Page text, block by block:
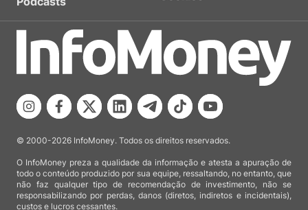
© 2000-2026 InfoMoney. Todos os direitos reservados.
O InfoMoney preza a qualidade da informação e atesta a apuração de
todo o conteúdo produzido por sua equipe, ressaltando, no entanto, que
não faz qualquer tipo de recomendação de investimento, não se
responsabilizando por perdas, danos (diretos, indiretos e incidentais),
custos e lucros cessantes.